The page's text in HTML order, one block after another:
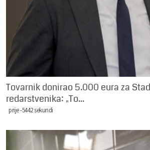
Tovarnik donirao 5.000 eura za
redarstvenika: „To...
prije -5442 sekundi